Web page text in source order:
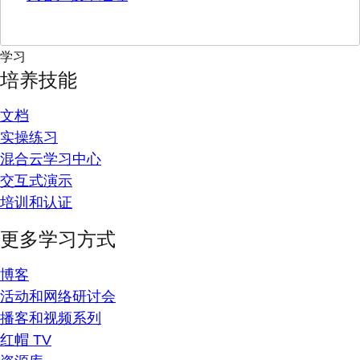
学习
培养技能
文档
实操练习
混合云学习中心
交互式演示
培训和认证
更多学习方式
博客
活动和网络研讨会
播客和视频系列
红帽 TV